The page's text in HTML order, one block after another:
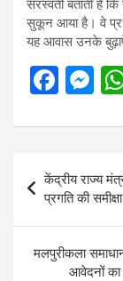
सरस्वती बताती हैं
सुकून आया है। वे
यह आवास उनके
F
ce
b
o
o
k
M
se
g
er
Post
navigation
केंद्रीय राज्य
प्रगति की
मलपुरीकला
आवेदनों का